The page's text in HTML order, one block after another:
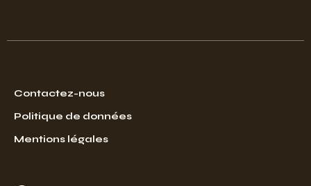
Contactez-nous
Politique de données
Mentions légales